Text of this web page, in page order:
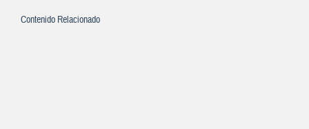
Contenido Relacionado